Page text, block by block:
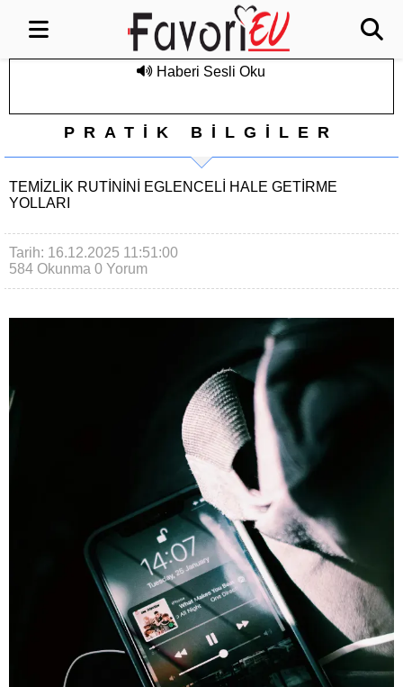
Haberi Sesli Oku
PRATİK BİLGİLER
TEMIZLIK RUTININI EGLENCELI HALE GETIRME
YOLLARI
Tarih: 16.12.2025 11:51:00
584 Okunma 0 Yorum